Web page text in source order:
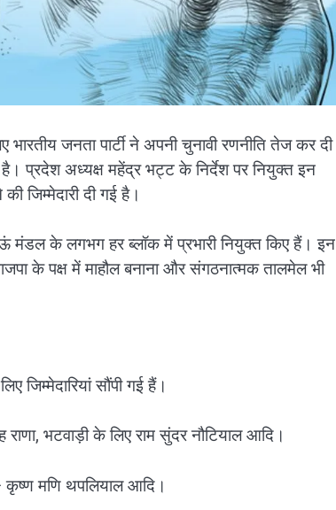
जनता पार्टी ने अपनी चुनावी रणनीति तेज कर दी
है। प्रदेश अध्यक्ष महेंद्र भट्ट के निर्देश पर नियुक्त इन
जिम्मेदारी दी गई है।
मंडल के लगभग हर ब्लॉक में प्रभारी नियुक्त किए हैं। इन
के पक्ष में माहौल बनाना और संगठनात्मक तालमेल भी
जिम्मेदारियां सौंपी गई हैं।
भटवाड़ी के लिए राम सुंदर नौटियाल आदि।
कृष्ण मणि थपलियाल आदि।